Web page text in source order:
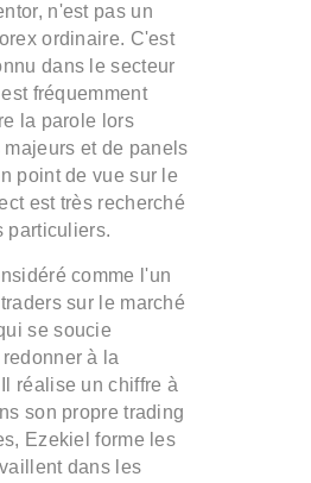
n'est pas un
ordinaire. C'est
dans le secteur
fréquemment
la parole lors
et de panels
point de vue sur le
est très recherché
particuliers.
comme l'un
sur le marché
se soucie
à la
réalise un chiffre à
son propre trading
Ezekiel forme les
dans les